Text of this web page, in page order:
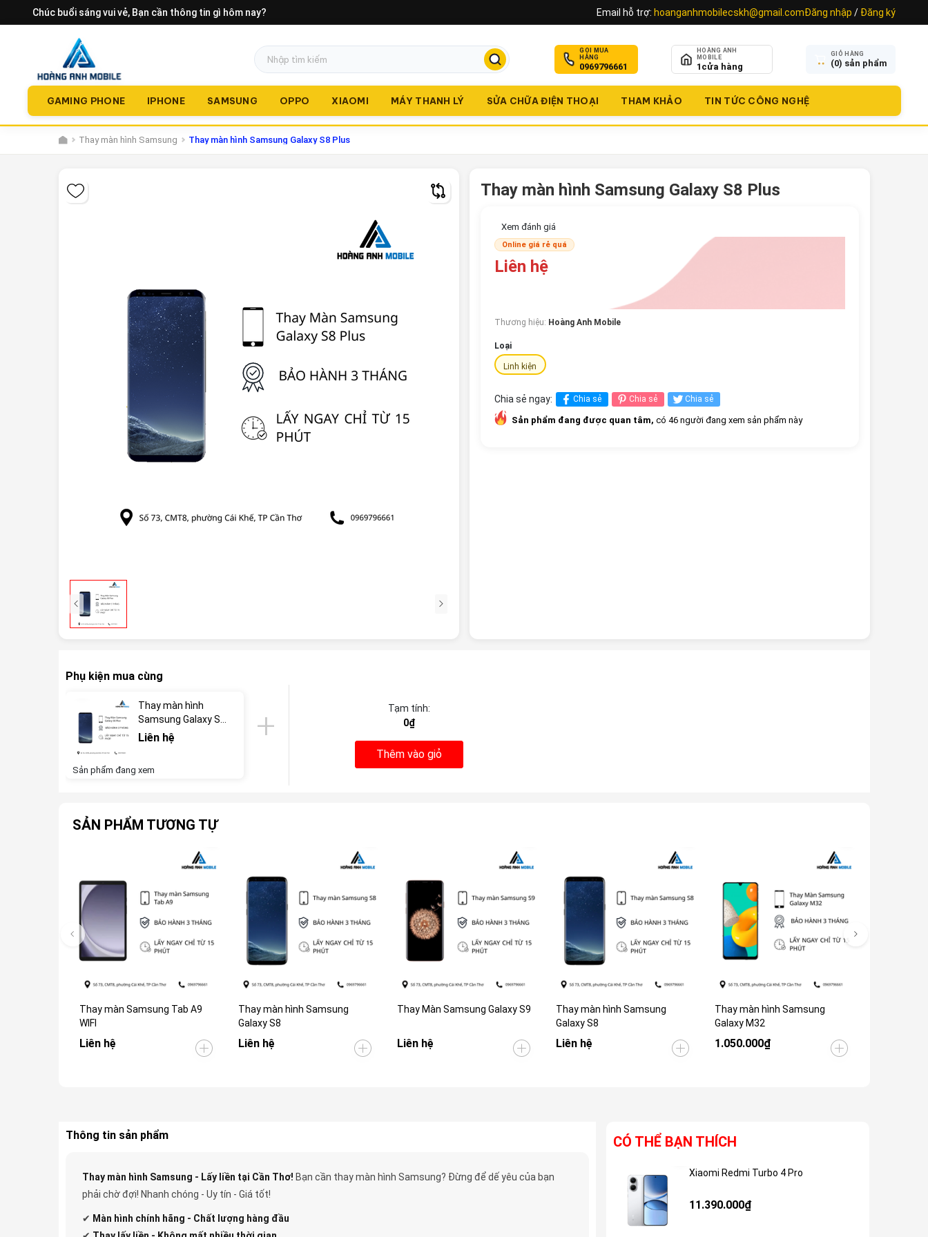
Chúc buổi sáng vui vẻ, Bạn cần thông tin gì hôm nay? Email hỗ trợ: hoanganhmobilecskh@gmail.comĐăng nhập / Đăng ký
GỌI MUA
HÀNG
0969796661
HOÀNG ANH
MOBILE
1 cửa hàng
GIỎ HÀNG
(0) sản phẩm
GAMING PHONE IPHONE SAMSUNG OPPO XIAOMI MÁY THANH LÝ SỬA CHỮA ĐIỆN THOẠI THAM KHẢO TIN TỨC CÔNG NGHỆ
Thay màn hình Samsung Thay màn hình Samsung Galaxy S8 Plus
Thay màn hình Samsung Galaxy S8 Plus
Xem đánh giá
Online giá rẻ quá
Liên hệ
Thương hiệu: Hoàng Anh Mobile
Loại
Linh kiện
Chia sẻ ngay: Chia sẻ Chia sẻ Chia sẻ
Sản phẩm đang được quan tâm, có 46 người đang xem sản phẩm này
Phụ kiện mua cùng
Thay màn hình
Samsung Galaxy S8
Plus
Liên hệ
Sản phẩm đang xem
Tạm tính:
0₫
Thêm vào giỏ
SẢN PHẨM TƯƠNG TỰ
Thay màn Samsung Tab A9
WIFI
Liên hệ
Thay màn hình Samsung
Galaxy S8
Liên hệ
Thay Màn Samsung Galaxy S9
Liên hệ
Thay màn hình Samsung
Galaxy S8
Liên hệ
Thay màn hình Samsung
Galaxy M32
1.050.000₫
Thông tin sản phẩm
Thay màn hình Samsung - Lấy liền tại Cần Thơ! Bạn cần thay màn hình Samsung? Đừng để dế yêu của bạn
phải chờ đợi! Nhanh chóng - Uy tín - Giá tốt!
✔ Màn hình chính hãng - Chất lượng hàng đầu
CÓ THỂ BẠN THÍCH
Xiaomi Redmi Turbo 4 Pro
11.390.000₫